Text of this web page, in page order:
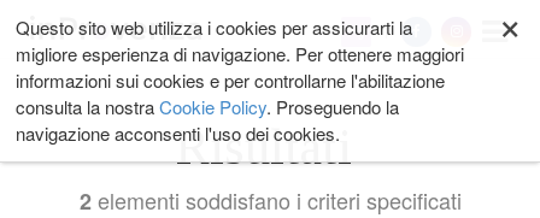
ai
contenuti.
|
Salta
alla
navigazione
My ×
Questo sito web utilizza i cookies per assicurarti la
migliore esperienza di navigazione. Per ottenere maggiori
informazioni sui cookies e per controllarne l'abilitazione
consulta la nostraCookie Policy. Proseguendo la
navigazione acconsenti l'uso dei cookies.
Risultati
2elementi soddisfano i criteri specificati